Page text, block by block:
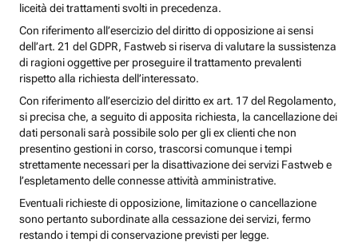
liceità dei trattamenti svolti in precedenza.
Con riferimento all’esercizio del diritto di opposizione ai sensi
dell’art. 21 del GDPR, Fastweb si riserva di valutare la sussistenza
di ragioni oggettive per proseguire il trattamento prevalenti
rispetto alla richiesta dell’interessato.
Con riferimento all’esercizio del diritto ex art. 17 del Regolamento,
si precisa che, a seguito di apposita richiesta, la cancellazione dei
dati personali sarà possibile solo per gli ex clienti che non
presentino gestioni in corso, trascorsi comunque i tempi
strettamente necessari per la disattivazione dei servizi Fastweb e
l’espletamento delle connesse attività amministrative.
Eventuali richieste di opposizione, limitazione o cancellazione
sono pertanto subordinate alla cessazione dei servizi, fermo
restando i tempi di conservazione previsti per legge.